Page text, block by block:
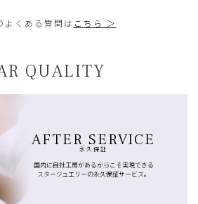
よくある質問は こちら ＞
QUALITY
AFTER SERVICE
永久保証
国内に自社工房があるからこそ実現できる
スタージュエリーの永久保証サービス。